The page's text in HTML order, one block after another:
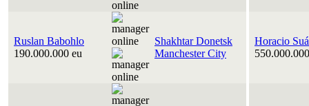
Ruslan Babohlo
190.000.000 eu
Shakhtar Donetsk
Manchester City
Horacio